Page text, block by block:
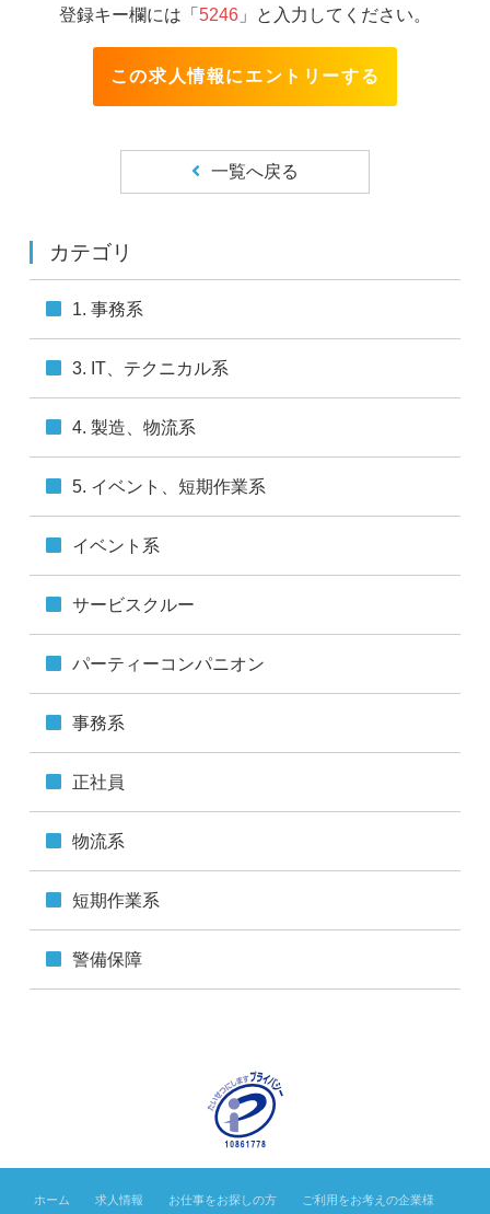
取得した個人情報は、プロフィール登録、面接、登録の
■個人情報の第三者提供について
■個人情報の取扱いの委託について
■開示対象個人情報の開示等および問合せ窓口について
本人からの求めにより、当社が保有する開示対象個人情
報の利用目的の通知・開示・内容の訂正・追加または削
除・利用の停止・消去（「開示等」といいます。）に応
じます。
開示等の手続きについては、こちら
（ https://mpniigata.jp/documents/pdf/privacy.pdf
■個人情報を入力するにあたっての注意事項
■本人が容易に認識できない方法による個人情報の取得
容易に認識できない方法による個人情報の取得は行って
■個人情報の安全管理措置について
取得した個人情報については、漏えい、滅失またはき損
の防止と是正、その他個人情報の安全管理のために必要
かつ適切な措置を講じます。
このサイトは、SSL（Secure Socket Layer）による暗号
■個人情報保護方針
登録キー欄には「 5246 」と入力してください。
この求人情報にエントリーする
一覧へ戻る
カテゴリ
1. 事務系
3. IT、テクニカル系
4. 製造、物流系
5. イベント、短期作業系
イベント系
サービスクルー
パーティーコンパニオン
事務系
正社員
物流系
短期作業系
警備保障
ホーム 求人情報 お仕事をお探しの方
ご利用をお考えの企業様